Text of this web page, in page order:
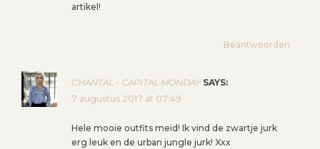
artikel!
Beantwoorden
CHANTAL - CAPITAL MONDAY SAYS:
7 augustus 2017 at 07:49
Hele mooie outfits meid! Ik vind de zwartje jurk
erg leuk en de urban jungle jurk! Xxx